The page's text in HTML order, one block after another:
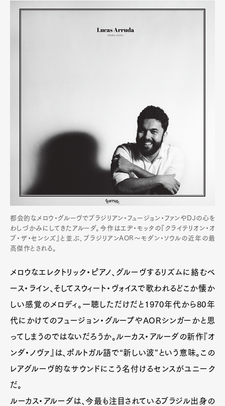
都会的なメロウ・グルーヴでブラジリアン・フュージョン・ファンやDJの心を
わしづかみにしてきたアルーダ。今作はエヂ・モッタの『クライテリオン・オ
ブ・ザ・センシズ』と並ぶ、ブラジリアンAOR～モダン・ソウルの近年の最
高傑作とされる。
メロウなエレクトリック・ピアノ、グルーヴするリズムに絡むベ
ース・ライン、そしてスウィート・ヴォイスで歌われるどこか懐か
しい感覚のメロディ。一聴しただけだと1970年代から80年
代にかけてのフュージョン・グループやAORシンガーかと思
ってしまうのではないだろうか。ルーカス・アルーダの新作『オ
ンダ・ノヴァ』は、ポルトガル語で“新しい波”という意味。この
レアグルーヴ的なサウンドにこう名付けるセンスがユニーク
だ。
ルーカス・アルーダは、今最も注目されているブラジル出身の